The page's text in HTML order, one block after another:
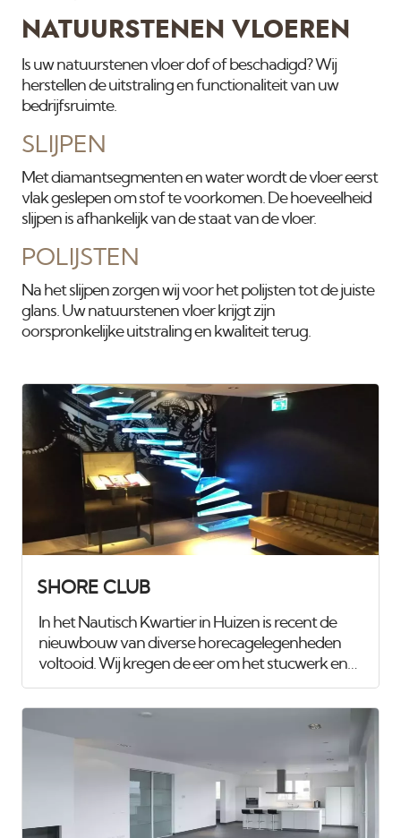
NATUURSTENEN VLOEREN
Is uw natuurstenen vloer dof of beschadigd? Wij
herstellen de uitstraling en functionaliteit van uw
bedrijfsruimte.
SLIJPEN
Met diamantsegmenten en water wordt de vloer eerst
vlak geslepen om stof te voorkomen. De hoeveelheid
slijpen is afhankelijk van de staat van de vloer.
POLIJSTEN
Na het slijpen zorgen wij voor het polijsten tot de juiste
glans. Uw natuurstenen vloer krijgt zijn
oorspronkelijke uitstraling en kwaliteit terug.
SHORE CLUB
In het Nautisch Kwartier in Huizen is recent de
nieuwbouw van diverse horecagelegenheden
voltooid. Wij kregen de eer om het stucwerk en
spuitwerk van maar liefst 1.100 m², verdeeld over
drie etages, te verzorgen. Voor het
club/restaurant hebben we gebruik gemaakt van
het innovatieve Diamant pleister van Knauf, een
stucmortel die vele malen sterker is dan de
gangbare materialen. Dit zorgt voor extra
duurzaamheid en weerstand. Uiteraard hebben
we alles afgewerkt met een hoogwaardige, goed